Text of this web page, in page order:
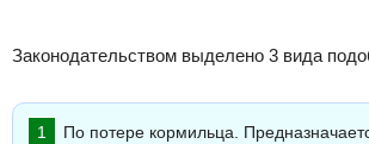
Законодательством выделено 3 вида
По потере кормильца.